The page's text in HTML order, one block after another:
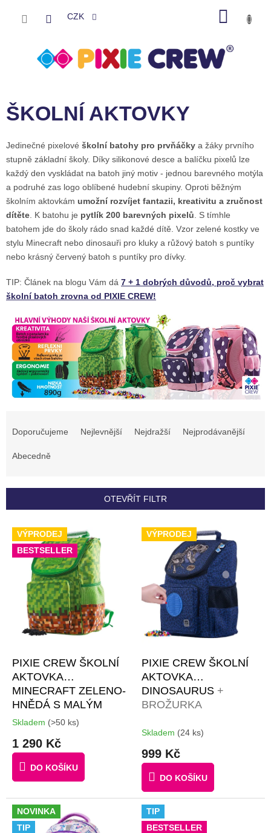
CZK
ŠKOLNÍ AKTOVKY
Jedinečné pixelové školní batohy pro prvňáčky a žáky prvního
stupně základní školy. Díky silikonové desce a balíčku pixelů lze
každý den vyskládat na batoh jiný motiv - jednou barevného motýla
a podruhé zas logo oblíbené hudební skupiny. Oproti běžným
školním aktovkám umožní rozvíjet fantazii, kreativitu a zručnost
dítěte . K batohu je pytlík 200 barevných pixelů . S tímhle
batohem jde do školy rádo snad každé dítě. Vzor zelené kostky ve
stylu Minecraft nebo dinosauři pro kluky a růžový batoh s puntíky
nebo krásný červený batoh s puntíky pro dívky.
TIP: Článek na blogu Vám dá 7 + 1 dobrých důvodů, proč vybrat
školní batoh zrovna od PIXIE CREW!
r
Doporučujeme Nejlevnější Nejdražší Nejprodávanější
Abecedně
OTEVŘÍT FILTR
V VÝPRODEJ
BESTSELLER
PIXIE CREW ŠKOLNÍ
AKTOVKA
MINECRAFT ZELENO-
HNĚDÁ S MALÝM
PANELEM +
KREATIVNÍCH
NÁPADŮ + 50 KS
ČERNÝCH PIXELŮ
Průměrné
produktu
je
3,9
z
hvězdiček.
Skladem (>50 ks)
1 290 Kč
DO KOŠÍKU
VÝPRODEJ
PIXIE CREW ŠKOLNÍ
AKTOVKA
DINOSAURUS +
BROŽURKA
NÁPADŮ + 50
MALÝCH
RŮZNOBAREVNÝCH
PIXELŮ + 10 MALÝCH
PIXELŮ S PÍSMENY +
4 MULTIPIXELY S
OBRÁZKY
Skladem (24 ks)
999 Kč
DO KOŠÍKU
NOVINKA
TIP
TIP
BESTSELLER